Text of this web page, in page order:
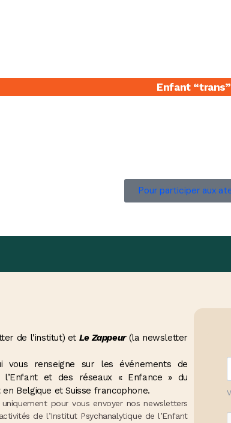
Enfant “trans”
Pour participer aux
de l'institut) et Le Zappeur(la newsletter
vous renseigne sur les événements de
l’Enfant et des réseaux « Enfance » du
Belgique et Suisse francophone.
pour vous envoyer nos newsletters
de l’Institut Psychanalytique de l’Enfant